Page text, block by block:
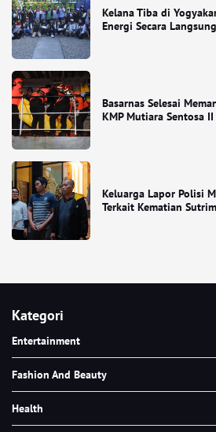
Kelana Tiba di
Energi Secara Langsung
Basarnas Selesai
KMP Mutiara Sentosa II
Keluarga Lapor Polisi
Terkait Kematian
Kategori
Entertainment
Fashion And Beauty
Health